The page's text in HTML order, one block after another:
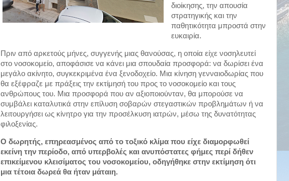
διοίκησης, την ​απουσία
στρατηγικής και την
παθητικότητα μπροστά στην
ευκαιρία.
Πριν από αρκετούς μήνες, συγγενής μιας θανούσας, η οποία είχε νοσηλευτεί
στο νοσοκομείο, αποφάσισε να κάνει μια σπουδαία προσφορά: να δωρίσει ένα
μεγάλο ακίνητο, συγκεκριμένα ένα ξενοδοχείο. Μια κίνηση γενναιοδωρίας που
θα εξέφραζε με πράξεις την εκτίμησή του προς το νοσοκομείο και τους
ανθρώπους του. Μια προσφορά που αν αξιοποιούνταν, θα μπορούσε να
συμβάλει καταλυτικά στην επίλυση σοβαρών στεγαστικών προβλημάτων ή να
λειτουργήσει ως κίνητρο για την προσέλκυση ιατρών, μέσω της δυνατότητας
φιλοξενίας.
Ο δωρητής, επηρεασμένος από το τοξικό κλίμα που είχε διαμορφωθεί
εκείνη την περίοδο, από υπερβολές και ανυπόστατες φήμες περί δήθεν
επικείμενου κλεισίματος του νοσοκομείου, οδηγήθηκε στην εκτίμηση ότι
μια τέτοια δωρεά θα ήταν μάταιη.